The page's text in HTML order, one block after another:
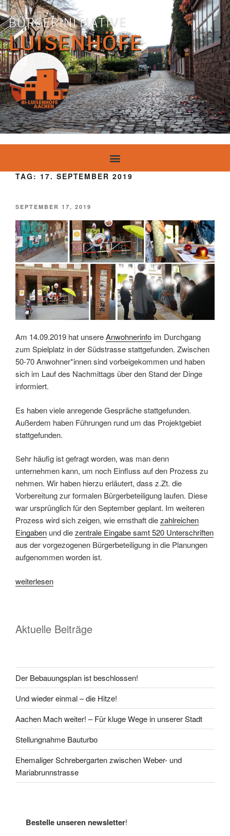
BÜRGERINITIATIVE
LUISENHÖFE
TAG: 17. SEPTEMBER 2019
SEPTEMBER 17, 2019
Am 14.09.2019 hat unsereAnwohnerinfo im Durchgang
zum Spielplatz in der Südstrasse stattgefunden. Zwischen
50-70 Anwohner*innen sind vorbeigekommen und haben
sich im Lauf des Nachmittags über den Stand der Dinge
informiert.
Es haben viele anregende Gespräche stattgefunden.
Außerdem haben Führungen rund um das Projektgebiet
stattgefunden.
Sehr häufig ist gefragt worden, was man denn
unternehmen kann, um noch Einfluss auf den Prozess zu
nehmen. Wir haben hierzu erläutert, dass z.Zt. die
Vorbereitung zur formalen Bürgerbeteiligung laufen. Diese
war ursprünglich für den September geplant. Im weiteren
Prozess wird sich zeigen, wie ernsthaft diezahlreichen
Eingaben und diezentrale Eingabe samt 520 Unterschriften
aus der vorgezogenen Bürgerbeteiligung in die Planungen
aufgenommen worden ist.
weiterlesen
Aktuelle Beiträge
Der Bebauungsplan ist beschlossen!
Und wieder einmal – die Hitze!
Aachen Mach weiter! – Für kluge Wege in unserer Stadt
Stellungnahme Bauturbo
Ehemaliger Schrebergarten zwischen Weber- und
Mariabrunnstrasse
Bestelle unseren newsletter!